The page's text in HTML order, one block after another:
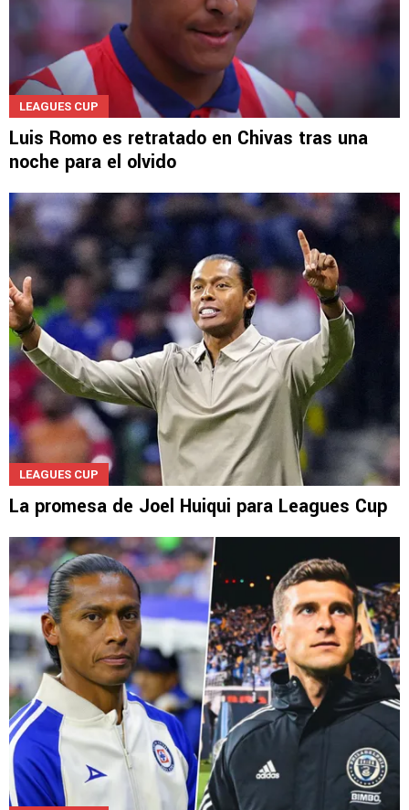
LEAGUES CUP
Luis Romo es retratado en Chivas tras una
noche para el olvido
LEAGUES CUP
La promesa de Joel Huiqui para Leagues Cup